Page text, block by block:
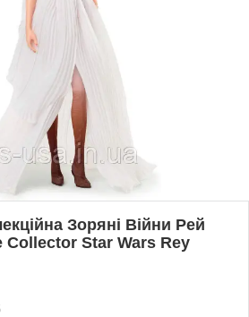
Зоряні Війни Рей
Collector Star Wars Rey